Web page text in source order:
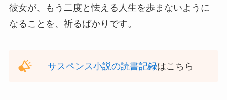
彼女が、もう二度と怯える人生を歩まないように
なることを、祈るばかりです。
サスペンス小説の読書記録はこちら